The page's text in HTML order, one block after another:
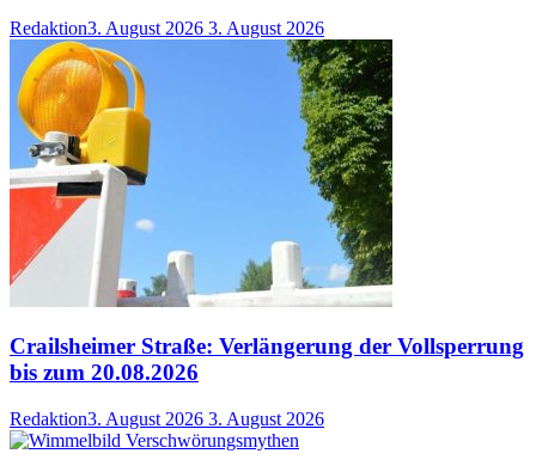
Redaktion3. August 2026 3. August 2026
Crailsheimer Straße: Verlängerung der Vollsperrung
bis zum 20.08.2026
Redaktion3. August 2026 3. August 2026